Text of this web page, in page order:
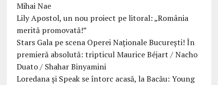
Mihai Nae
Lily Apostol, un nou proiect pe litoral: „România
merită promovată!”
Stars Gala pe scena Operei Naționale București! În
premieră absolută: tripticul Maurice Béjart / Nacho
Duato / Shahar Binyamini
Loredana și Speak se întorc acasă, la Bacău: Young